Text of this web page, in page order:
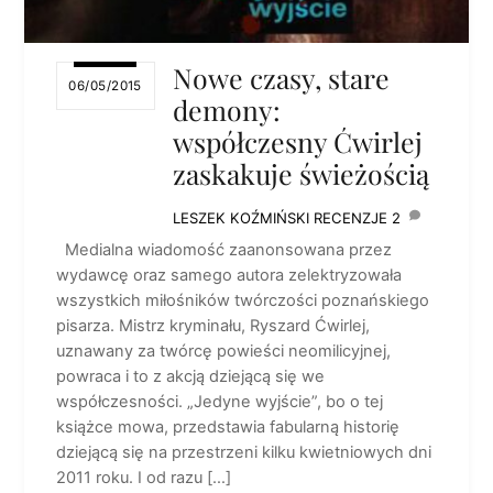
06/05/2015
Nowe czasy, stare
demony:
współczesny Ćwirlej
zaskakuje świeżością
LESZEK KOŹMIŃSKI RECENZJE 2
Medialna wiadomość zaanonsowana przez
wydawcę oraz samego autora zelektryzowała
wszystkich miłośników twórczości poznańskiego
pisarza. Mistrz kryminału, Ryszard Ćwirlej,
uznawany za twórcę powieści neomilicyjnej,
powraca i to z akcją dziejącą się we
współczesności. „Jedyne wyjście”, bo o tej
książce mowa, przedstawia fabularną historię
dziejącą się na przestrzeni kilku kwietniowych dni
2011 roku. I od razu […]